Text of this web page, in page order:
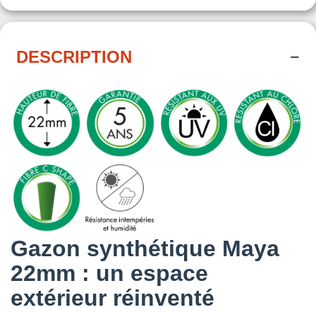
DESCRIPTION
Gazon synthétique Maya
22mm : un espace
extérieur réinventé